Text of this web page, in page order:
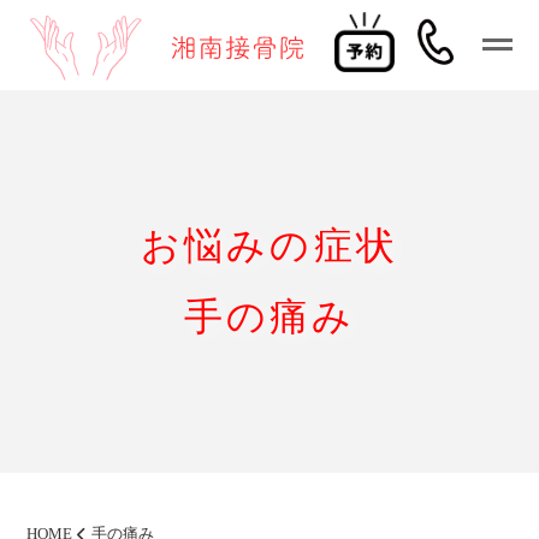
お悩みの症状
手の痛み
HOME 手の痛み